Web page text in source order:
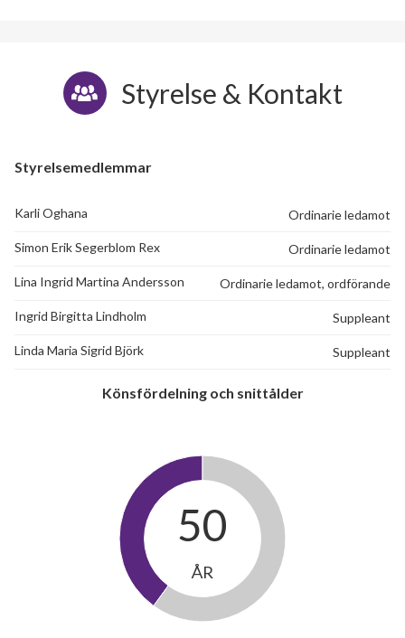
Styrelse & Kontakt
Styrelsemedlemmar
Karli Oghana Ordinarie ledamot
Simon Erik Segerblom Rex Ordinarie ledamot
Lina Ingrid Martina Andersson Ordinarie ledamot, ordförande
Ingrid Birgitta Lindholm Suppleant
Linda Maria Sigrid Björk Suppleant
Könsfördelning och snittålder
50
ÅR